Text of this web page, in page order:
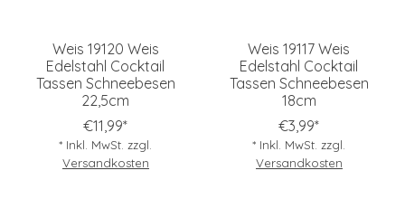
Weis 19120 Weis
Edelstahl Cocktail
Tassen Schneebesen
22,5cm
€11,99*
* Inkl. MwSt. zzgl.
Versandkosten
Weis 19117 Weis
Edelstahl Cocktail
Tassen Schneebesen
18cm
€3,99*
* Inkl. MwSt. zzgl.
Versandkosten